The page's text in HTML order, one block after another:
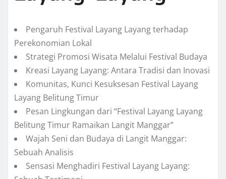
Pengaruh Festival Layang Layang terhadap
Perekonomian Lokal
Strategi Promosi Wisata Melalui Festival Budaya
Kreasi Layang Layang: Antara Tradisi dan Inovasi
Komunitas, Kunci Kesuksesan Festival Layang
Layang Belitung Timur
Pesan Lingkungan dari “Festival Layang Layang
Belitung Timur Ramaikan Langit Manggar”
Wajah Seni dan Budaya di Langit Manggar:
Sebuah Analisis
Sensasi Menghadiri Festival Layang Layang: